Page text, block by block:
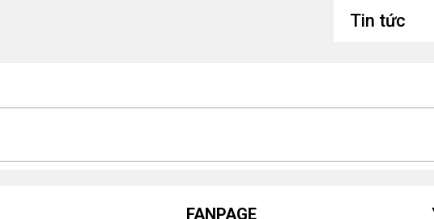
Wi-Fi &
Tin tức
FANPAGE